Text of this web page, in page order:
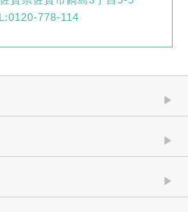
778-114